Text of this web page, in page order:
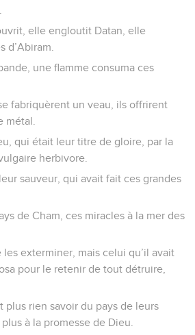
elle engloutit Datan, elle
d’Abiram.
une flamme consuma ces
fabriquèrent un veau, ils offrirent
métal.
qui était leur titre de gloire, par la
herbivore.
sauveur, qui avait fait ces grandes
de Cham, ces miracles à la mer des
les exterminer, mais celui qu’il avait
pour le retenir de tout détruire,
plus rien savoir du pays de leurs
à la promesse de Dieu.